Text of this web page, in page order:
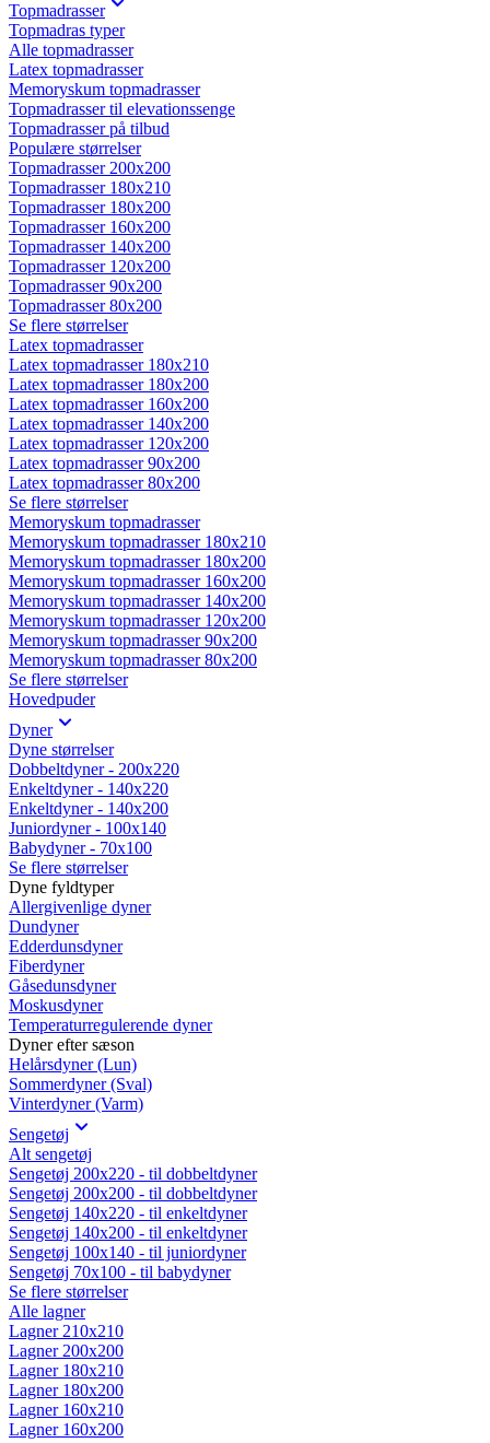
Topmadrasser
Topmadras typer
Alle topmadrasser
Latex topmadrasser
Memoryskum topmadrasser
Topmadrasser til elevationssenge
Topmadrasser på tilbud
Populære størrelser
Topmadrasser 200x200
Topmadrasser 180x210
Topmadrasser 180x200
Topmadrasser 160x200
Topmadrasser 140x200
Topmadrasser 120x200
Topmadrasser 90x200
Topmadrasser 80x200
Se flere størrelser
Latex topmadrasser
Latex topmadrasser 180x210
Latex topmadrasser 180x200
Latex topmadrasser 160x200
Latex topmadrasser 140x200
Latex topmadrasser 120x200
Latex topmadrasser 90x200
Latex topmadrasser 80x200
Se flere størrelser
Memoryskum topmadrasser
Memoryskum topmadrasser 180x210
Memoryskum topmadrasser 180x200
Memoryskum topmadrasser 160x200
Memoryskum topmadrasser 140x200
Memoryskum topmadrasser 120x200
Memoryskum topmadrasser 90x200
Memoryskum topmadrasser 80x200
Se flere størrelser
Hovedpuder
Dyner
Dyne størrelser
Dobbeltdyner - 200x220
Enkeltdyner - 140x220
Enkeltdyner - 140x200
Juniordyner - 100x140
Babydyner - 70x100
Se flere størrelser
Dyne fyldtyper
Allergivenlige dyner
Dundyner
Edderdunsdyner
Fiberdyner
Gåsedunsdyner
Moskusdyner
Temperaturregulerende dyner
Dyner efter sæson
Helårsdyner (Lun)
Sommerdyner (Sval)
Vinterdyner (Varm)
Sengetøj
Alt sengetøj
Sengetøj 200x220 - til dobbeltdyner
Sengetøj 200x200 - til dobbeltdyner
Sengetøj 140x220 - til enkeltdyner
Sengetøj 140x200 - til enkeltdyner
Sengetøj 100x140 - til juniordyner
Sengetøj 70x100 - til babydyner
Se flere størrelser
Alle lagner
Lagner 210x210
Lagner 200x200
Lagner 180x210
Lagner 180x200
Lagner 160x210
Lagner 160x200